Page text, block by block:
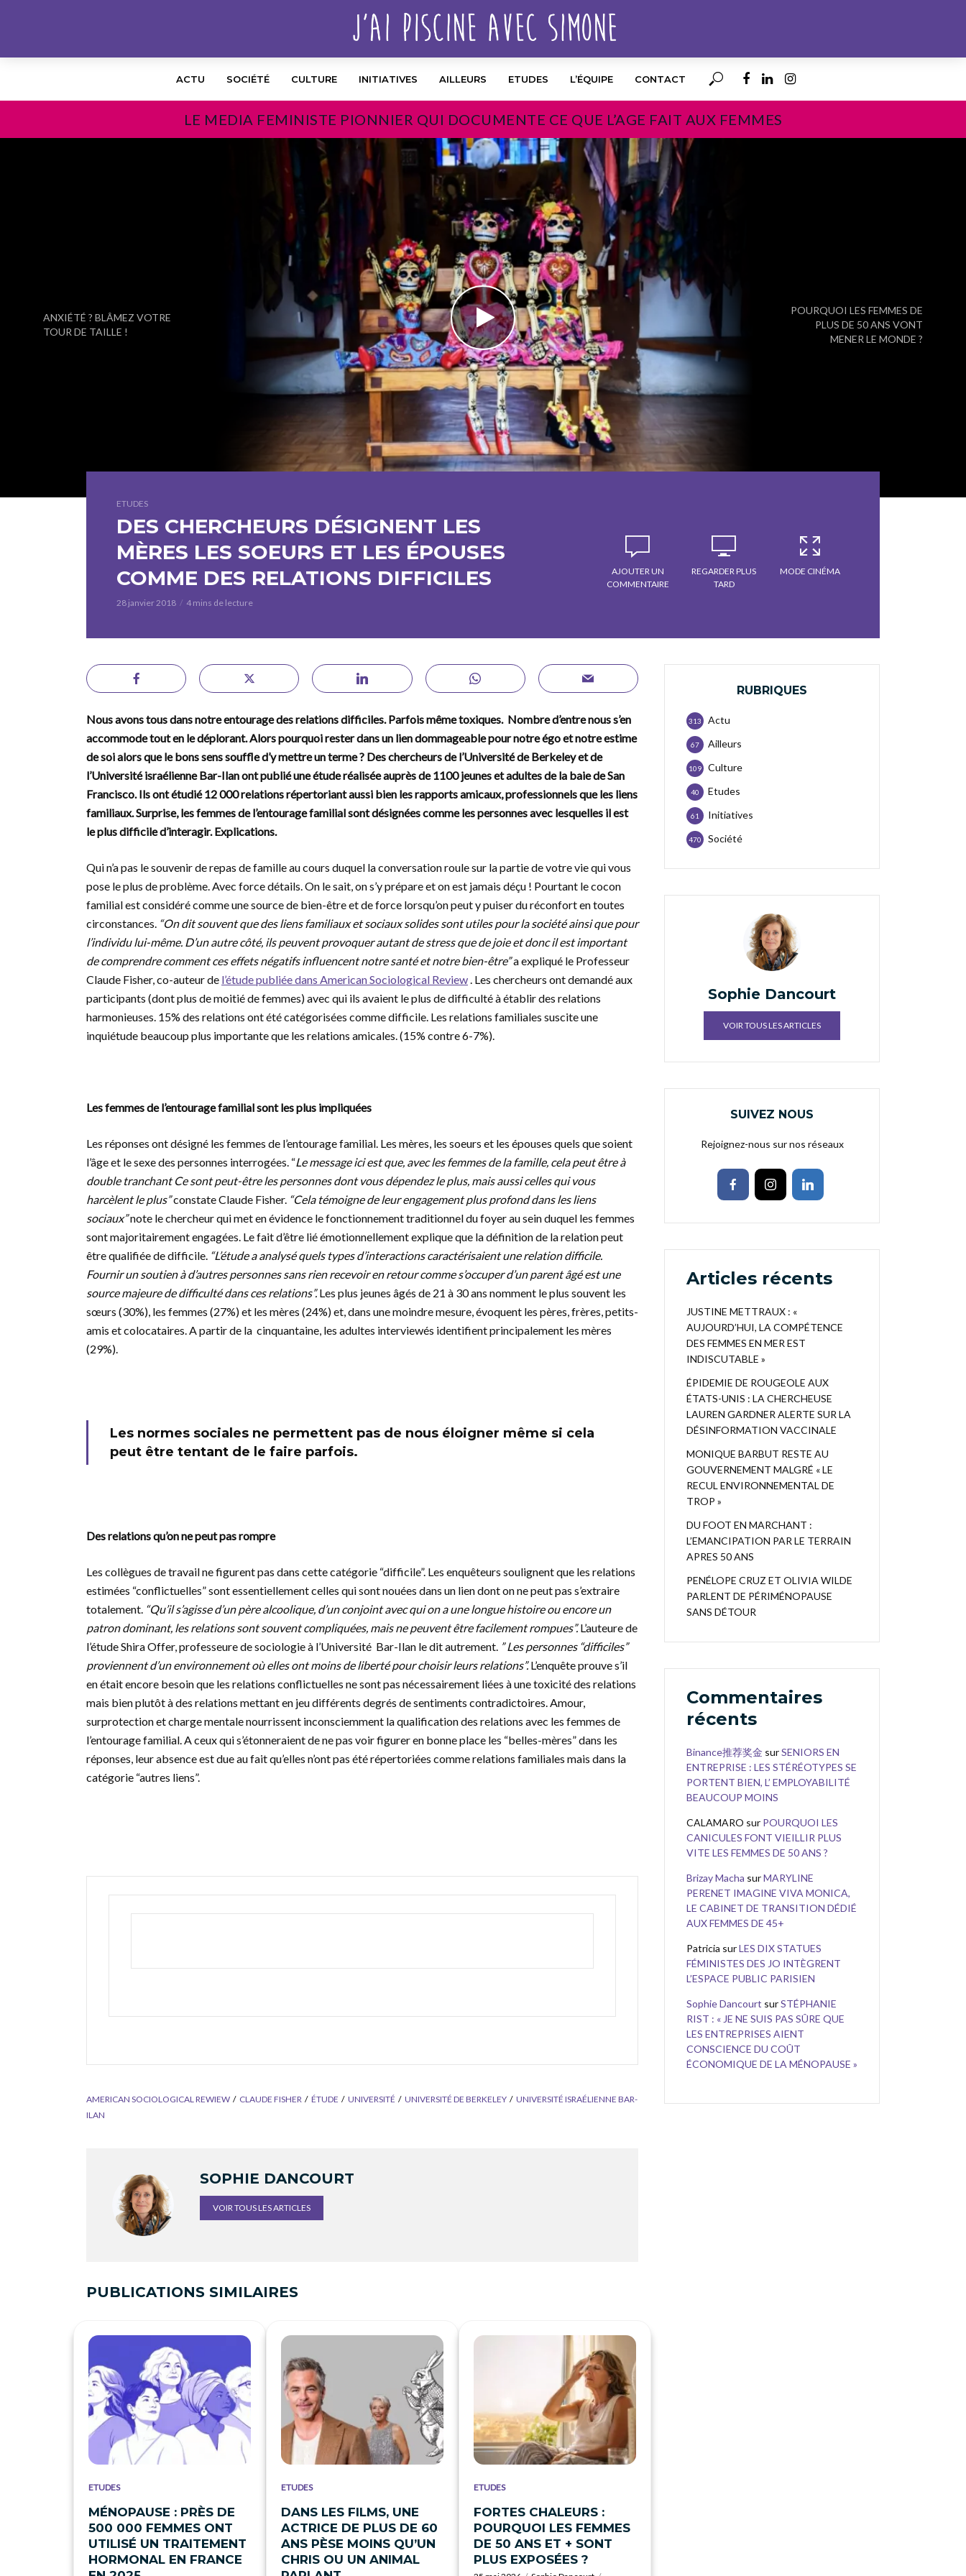
ACTU SOCIÉTÉ CULTURE INITIATIVES AILLEURS ETUDES L’ÉQUIPE CONTACT
LE MEDIA FEMINISTE PIONNIER QUI DOCUMENTE CE QUE L’AGE FAIT AUX FEMMES
ANXIÉTÉ ? BLÂMEZ VOTRE
TOUR DE TAILLE !
POURQUOI LES FEMMES DE
PLUS DE 50 ANS VONT
MENER LE MONDE ?
ETUDES
DES CHERCHEURS DÉSIGNENT LES
MÈRES LES SOEURS ET LES ÉPOUSES
COMME DES RELATIONS DIFFICILES
28 janvier 2018 4 mins de lecture
AJOUTER UN
COMMENTAIRE
REGARDER PLUS
TARD
MODE CINÉMA
Nous avons tous dans notre entourage des relations difficiles. Parfois même toxiques. Nombre d’entre nous s’en
accommode tout en le déplorant. Alors pourquoi rester dans un lien dommageable pour notre égo et notre estime
de soi alors que le bons sens souffle d’y mettre un terme ? Des chercheurs de l’Université de Berkeley et de
l’Université israélienne Bar-Ilan ont publié une étude réalisée auprès de 1100 jeunes et adultes de la baie de San
Francisco. Ils ont étudié 12 000 relations répertoriant aussi bien les rapports amicaux, professionnels que les liens
familiaux. Surprise, les femmes de l’entourage familial sont désignées comme les personnes avec lesquelles il est
le plus difficile d’interagir. Explications.
Qui n’a pas le souvenir de repas de famille au cours duquel la conversation roule sur la partie de votre vie qui vous
pose le plus de problème. Avec force détails. On le sait, on s’y prépare et on est jamais déçu ! Pourtant le cocon
familial est considéré comme une source de bien-être et de force lorsqu’on peut y puiser du réconfort en toutes
circonstances. “On dit souvent que des liens familiaux et sociaux solides sont utiles pour la société ainsi que pour
l’individu lui-même. D’un autre côté, ils peuvent provoquer autant de stress que de joie et donc il est important
de comprendre comment ces effets négatifs influencent notre santé et notre bien-être”a expliqué le Professeur
Claude Fisher, co-auteur de l’étude publiée dans American Sociological Review. Les chercheurs ont demandé aux
participants (dont plus de moitié de femmes) avec qui ils avaient le plus de difficulté à établir des relations
harmonieuses. 15% des relations ont été catégorisées comme difficile. Les relations familiales suscite une
inquiétude beaucoup plus importante que les relations amicales. (15% contre 6-7%).
Les femmes de l’entourage familial sont les plus impliquées
Les réponses ont désigné les femmes de l’entourage familial. Les mères, les soeurs et les épouses quels que soient
l’âge et le sexe des personnes interrogées. “Le message ici est que, avec les femmes de la famille, cela peut être à
double tranchant Ce sont peut-être les personnes dont vous dépendez le plus, mais aussi celles qui vous
harcèlent le plus”constate Claude Fisher. “Cela témoigne de leur engagement plus profond dans les liens
sociaux”note le chercheur qui met en évidence le fonctionnement traditionnel du foyer au sein duquel les femmes
sont majoritairement engagées. Le fait d’être lié émotionnellement explique que la définition de la relation peut
être qualifiée de difficile. “L’étude a analysé quels types d’interactions caractérisaient une relation difficile.
Fournir un soutien à d’autres personnes sans rien recevoir en retour comme s’occuper d’un parent âgé est une
source majeure de difficulté dans ces relations”.Les plus jeunes âgés de 21 à 30 ans nomment le plus souvent les
sœurs (30%), les femmes (27%) et les mères (24%) et, dans une moindre mesure, évoquent les pères, frères, petits-
amis et colocataires. A partir de la cinquantaine, les adultes interviewés identifient principalement les mères
(29%).
Les normes sociales ne permettent pas de nous éloigner même si cela
peut être tentant de le faire parfois.
Des relations qu’on ne peut pas rompre
Les collègues de travail ne figurent pas dans cette catégorie “difficile”. Les enquêteurs soulignent que les relations
estimées “conflictuelles” sont essentiellement celles qui sont nouées dans un lien dont on ne peut pas s’extraire
totalement. “Qu’il s’agisse d’un père alcoolique, d’un conjoint avec qui on a une longue histoire ou encore un
patron dominant, les relations sont souvent compliquées, mais ne peuvent être facilement rompues”.L’auteure de
l’étude Shira Offer, professeure de sociologie à l’Université Bar-Ilan le dit autrement. ” Les personnes “difficiles”
proviennent d’un environnement où elles ont moins de liberté pour choisir leurs relations”.L’enquête prouve s’il
en était encore besoin que les relations conflictuelles ne sont pas nécessairement liées à une toxicité des relations
mais bien plutôt à des relations mettant en jeu différents degrés de sentiments contradictoires. Amour,
surprotection et charge mentale nourrissent inconsciemment la qualification des relations avec les femmes de
l’entourage familial. A ceux qui s’étonneraient de ne pas voir figurer en bonne place les “belles-mères” dans les
réponses, leur absence est due au fait qu’elles n’ont pas été répertoriées comme relations familiales mais dans la
catégorie “autres liens”.
AMERICAN SOCIOLOGICAL REWIEW CLAUDE FISHER ÉTUDE UNIVERSITÉ UNIVERSITÉ DE BERKELEY
UNIVERSITÉ ISRAÉLIENNE BAR-
ILAN
SOPHIE DANCOURT
VOIR TOUS LES ARTICLES
PUBLICATIONS SIMILAIRES
ETUDES
MÉNOPAUSE : PRÈS DE
500 000 FEMMES ONT
UTILISÉ UN TRAITEMENT
HORMONAL EN FRANCE
ETUDES
DANS LES FILMS, UNE
ACTRICE DE PLUS DE 60
ANS PÈSE MOINS QU’UN
CHRIS OU UN ANIMAL
ETUDES
FORTES CHALEURS :
POURQUOI LES FEMMES
DE 50 ANS ET + SONT
PLUS EXPOSÉES ?
RUBRIQUES
Actu
313
Ailleurs
67
Culture
109
Etudes
40
Initiatives
61
Société
470
Sophie Dancourt
VOIR TOUS LES ARTICLES
SUIVEZ NOUS
Rejoignez-nous sur nos réseaux
Articles récents
JUSTINE METTRAUX : «
AUJOURD’HUI, LA COMPÉTENCE
DES FEMMES EN MER EST
INDISCUTABLE »
ÉPIDEMIE DE ROUGEOLE AUX
ÉTATS-UNIS : LA CHERCHEUSE
LAUREN GARDNER ALERTE SUR LA
DÉSINFORMATION VACCINALE
MONIQUE BARBUT RESTE AU
GOUVERNEMENT MALGRÉ « LE
RECUL ENVIRONNEMENTAL DE
TROP »
DU FOOT EN MARCHANT :
L’EMANCIPATION PAR LE TERRAIN
APRES 50 ANS
PENÉLOPE CRUZ ET OLIVIA WILDE
PARLENT DE PÉRIMÉNOPAUSE
SANS DÉTOUR
Commentaires
récents
Binance推荐奖金 surSENIORS EN
ENTREPRISE : LES STÉRÉOTYPES SE
PORTENT BIEN, L’ EMPLOYABILITÉ
BEAUCOUP MOINS
CALAMARO sur POURQUOI LES
CANICULES FONT VIEILLIR PLUS
VITE LES FEMMES DE 50 ANS ?
Brizay Macha surMARYLINE
PERENET IMAGINE VIVA MONICA,
LE CABINET DE TRANSITION DÉDIÉ
AUX FEMMES DE 45+
Patricia surLES DIX STATUES
FÉMINISTES DES JO INTÈGRENT
L’ESPACE PUBLIC PARISIEN
Sophie Dancourt surSTÉPHANIE
RIST : « JE NE SUIS PAS SÛRE QUE
LES ENTREPRISES AIENT
CONSCIENCE DU COÛT
ÉCONOMIQUE DE LA MÉNOPAUSE »